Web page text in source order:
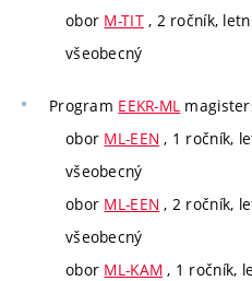
obor M-TIT, 2 ročník,
všeobecný
Program EEKR-ML
obor ML-EEN , 1 ročník,
všeobecný
obor ML-EEN , 2 ročník,
všeobecný
obor ML-KAM , 1 ročník,